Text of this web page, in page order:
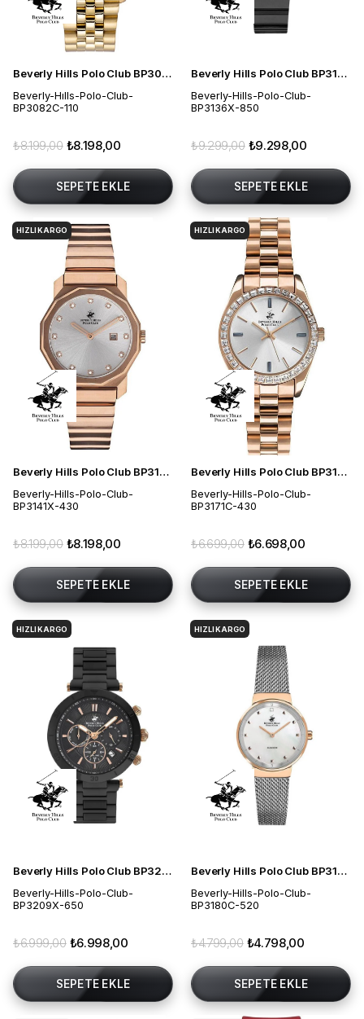
Beverly Hills Polo Club BP3082C.110 Kadın Kol Saati
Beverly-Hılls-Polo-Club-
BP3082C-110
₺8.198,00
₺8.199,00
SEPETE EKLE
Beverly Hills Polo Club BP3136X.850 Kadın Kol Saati
Beverly-Hills-Polo-Club-
BP3136X-850
₺9.298,00
₺9.299,00
SEPETE EKLE
Beverly Hills Polo Club BP3141X.430 Kadın Kol Saati
Beverly-Hills-Polo-Club-
BP3141X-430
₺8.198,00
₺8.199,00
SEPETE EKLE
HIZLI KARGO
Beverly Hills Polo Club BP3171C.430 Kadın Kol Saati
Beverly-Hills-Polo-Club-
BP3171C-430
₺6.698,00
₺6.699,00
SEPETE EKLE
HIZLI KARGO
Beverly Hills Polo Club BP3209X.650 Erkek Kol Saati
Beverly-Hills-Polo-Club-
BP3209X-650
₺6.998,00
₺6.999,00
SEPETE EKLE
HIZLI KARGO
Beverly Hills Polo Club BP3180C.520 Kadın Kol Saati
Beverly-Hills-Polo-Club-
BP3180C-520
₺4.798,00
₺4.799,00
SEPETE EKLE
HIZLI KARGO